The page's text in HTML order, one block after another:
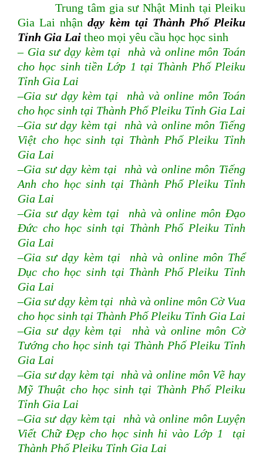
Trung tâm gia sư Nhật Minh tại Pleiku
Gia Lai nhậndạy kèm tại Thành Phố Pleiku
Tỉnh Gia Lai theo mọi yêu cầu học học sinh
– Gia sư dạy kèm tại nhà và online môn Toán
cho học sinh tiền Lớp 1 tại Thành Phố Pleiku
Tỉnh Gia Lai
–Gia sư dạy kèm tại nhà và online môn Toán
cho học sinh tại Thành Phố Pleiku Tỉnh Gia Lai
–Gia sư dạy kèm tại nhà và online môn Tiếng
Việt cho học sinh tại Thành Phố Pleiku Tỉnh
Gia Lai
–Gia sư dạy kèm tại nhà và online môn Tiếng
Anh cho học sinh tại Thành Phố Pleiku Tỉnh
Gia Lai
–Gia sư dạy kèm tại nhà và online môn Đạo
Đức cho học sinh tại Thành Phố Pleiku Tỉnh
Gia Lai
–Gia sư dạy kèm tại nhà và online môn Thể
Dục cho học sinh tại Thành Phố Pleiku Tỉnh
Gia Lai
–Gia sư dạy kèm tại nhà và online môn Cờ Vua
cho học sinh tại Thành Phố Pleiku Tỉnh Gia Lai
–Gia sư dạy kèm tại nhà và online môn Cờ
Tướng cho học sinh tại Thành Phố Pleiku Tỉnh
Gia Lai
–Gia sư dạy kèm tại nhà và online môn Vẽ hay
Mỹ Thuật cho học sinh tại Thành Phố Pleiku
Tỉnh Gia Lai
–Gia sư dạy kèm tại nhà và online môn Luyện
Viết Chữ Đẹp cho học sinh hi vào Lớp 1 tại
Thành Phố Pleiku Tỉnh Gia Lai